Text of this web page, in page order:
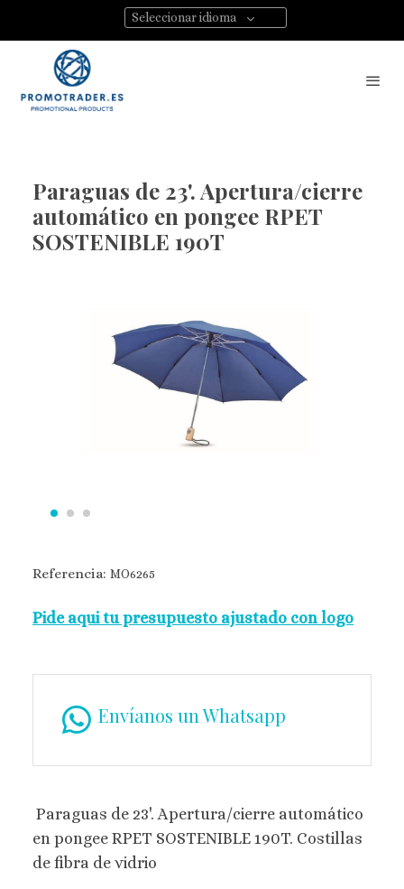
Seleccionar idioma
Paraguas de 23'. Apertura/cierre
automático en pongee RPET
SOSTENIBLE 190T
Referencia: MO6265
Pide aqui tu presupuesto ajustado con logo
Envíanos un Whatsapp
Paraguas de 23'. Apertura/cierre automático
en pongee RPET SOSTENIBLE 190T. Costillas
de fibra de vidrio